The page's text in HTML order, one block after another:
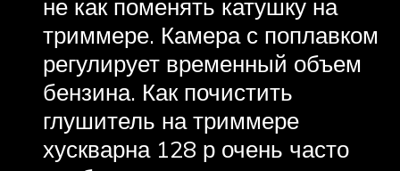
не как поменять катушку на
триммере. Камера с поплавком
регулирует временный объем
бензина. Как почистить
глушитель на триммере
хускварна 128 р очень часто